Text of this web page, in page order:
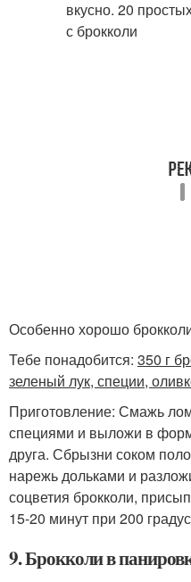
Особенно хорошо
Тебе понадобится: 350 г
зеленый лук, специи,
Приготовление: Смажь
специями и выложи в
друга. Сбрызни соком
нарежь дольками и
соцветия брокколи,
15-20 минут при 200
9. Брокколи в